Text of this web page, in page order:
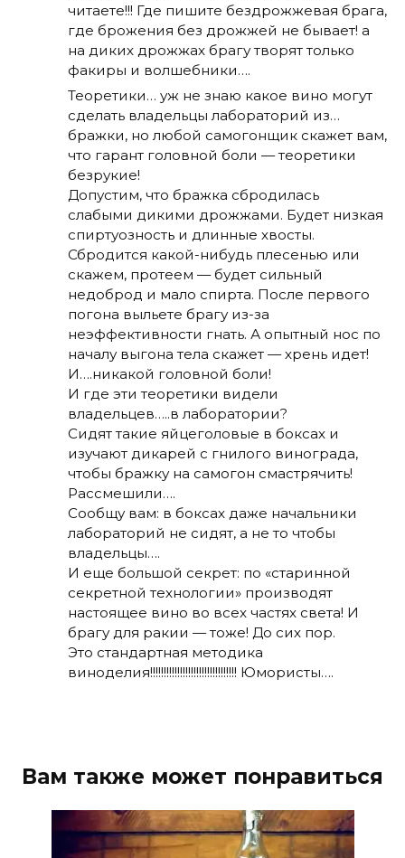
читаете!!! Где пишите бездрожжевая брага,
где брожения без дрожжей не бывает! а
на диких дрожжах брагу творят только
факиры и волшебники….
Теоретики… уж не знаю какое вино могут
сделать владельцы лабораторий из…
бражки, но любой самогонщик скажет вам,
что гарант головной боли — теоретики
безрукие!
Допустим, что бражка сбродилась
слабыми дикими дрожжами. Будет низкая
спиртуозность и длинные хвосты.
Сбродится какой-нибудь плесенью или
скажем, протеем — будет сильный
недоброд и мало спирта. После первого
погона выльете брагу из-за
неэффективности гнать. А опытный нос по
началу выгона тела скажет — хрень идет!
И….никакой головной боли!
И где эти теоретики видели
владельцев…..в лаборатории?
Сидят такие яйцеголовые в боксах и
изучают дикарей с гнилого винограда,
чтобы бражку на самогон смастрячить!
Рассмешили….
Сообщу вам: в боксах даже начальники
лабораторий не сидят, а не то чтобы
владельцы….
И еще большой секрет: по «старинной
секретной технологии» производят
настоящее вино во всех частях света! И
брагу для ракии — тоже! До сих пор.
Это стандартная методика
виноделия!!!!!!!!!!!!!!!!!!!!!!!!!!!!!!!! Юмористы….
Вам также может понравиться